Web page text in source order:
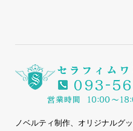
ノベルティ制作、オリジナルグ